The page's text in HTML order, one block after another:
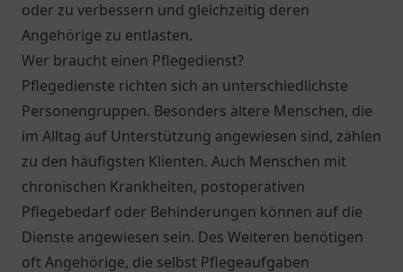
oder zu verbessern und gleichzeitig deren
Angehörige zu entlasten.
Wer braucht einen Pflegedienst?
Pflegedienste richten sich an unterschiedlichste
Personengruppen. Besonders ältere Menschen, die
im Alltag auf Unterstützung angewiesen sind, zählen
zu den häufigsten Klienten. Auch Menschen mit
chronischen Krankheiten, postoperativen
Pflegebedarf oder Behinderungen können auf die
Dienste angewiesen sein. Des Weiteren benötigen
oft Angehörige, die selbst Pflegeaufgaben